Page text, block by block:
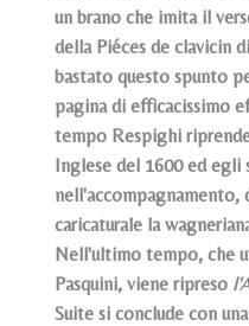
un brano che imita il
della Piéces de clavicin
bastato questo spunto
pagina di efficacissimo
tempo Respighi
Inglese del 1600 ed egli
caricaturale la
Nell'ultimo tempo, che
Pasquini, viene ripreso
Suite si conclude con